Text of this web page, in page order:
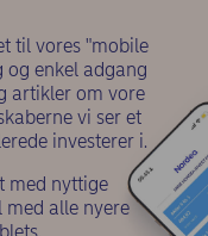
til vores "mobile
og enkel adgang
artikler om vore
vi ser et
investerer i.
med nyttige
alle nyere